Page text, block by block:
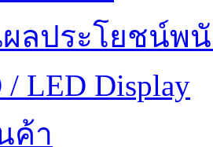
ลประโยชน์พ
LED Display
ค้า